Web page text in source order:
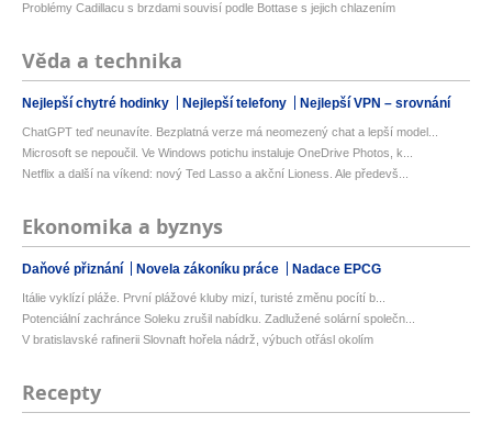
Problémy Cadillacu s brzdami souvisí podle Bottase s jejich chlazením
Věda a technika
Nejlepší chytré hodinky Nejlepší telefony Nejlepší VPN – srovnání
ChatGPT teď neunavíte. Bezplatná verze má neomezený chat a lepší model...
Microsoft se nepoučil. Ve Windows potichu instaluje OneDrive Photos, k...
Netflix a další na víkend: nový Ted Lasso a akční Lioness. Ale předevš...
Ekonomika a byznys
Daňové přiznání Novela zákoníku práce Nadace EPCG
Itálie vyklízí pláže. První plážové kluby mizí, turisté změnu pocítí b...
Potenciální zachránce Soleku zrušil nabídku. Zadlužené solární společn...
V bratislavské rafinerii Slovnaft hořela nádrž, výbuch otřásl okolím
Recepty